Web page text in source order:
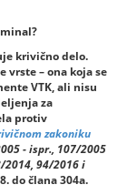
krivično delo.
vrste – ona koja se
VTK, ali nisu
za
protiv
zakoniku
- ispr., 107/2005
2014, 94/2016 i
do člana 304a.